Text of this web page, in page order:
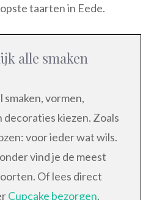
taarten in Eede.
alle smaken
smaken, vormen,
decoraties kiezen. Zoals
voor ieder wat wils.
vind je de meest
Of lees direct
Cupcake bezorgen.